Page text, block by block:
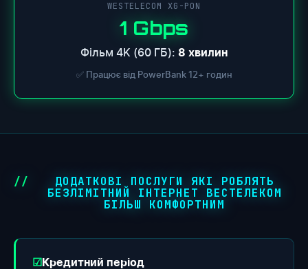
WESTELECOM XG-PON
1 Gbps
Фільм 4K (60 ГБ): 8 хвилин
✅ Працює від PowerBank 12+ годин
ДОДАТКОВІ ПОСЛУГИ ЯКІ РОБЛЯТЬ
БЕЗЛІМІТНИЙ ІНТЕРНЕТ ВЕСТЕЛЕКОМ
БІЛЬШ КОМФОРТНИМ
Кредитний період